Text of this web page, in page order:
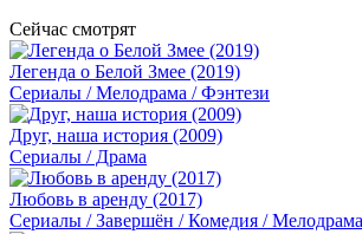
Сейчас смотрят
Легенда о Белой Змее (2019)
Сериалы / Мелодрама / Фэнтези
Друг, наша история (2009)
Сериалы / Драма
Любовь в аренду (2017)
Сериалы / Завершён / Комедия /